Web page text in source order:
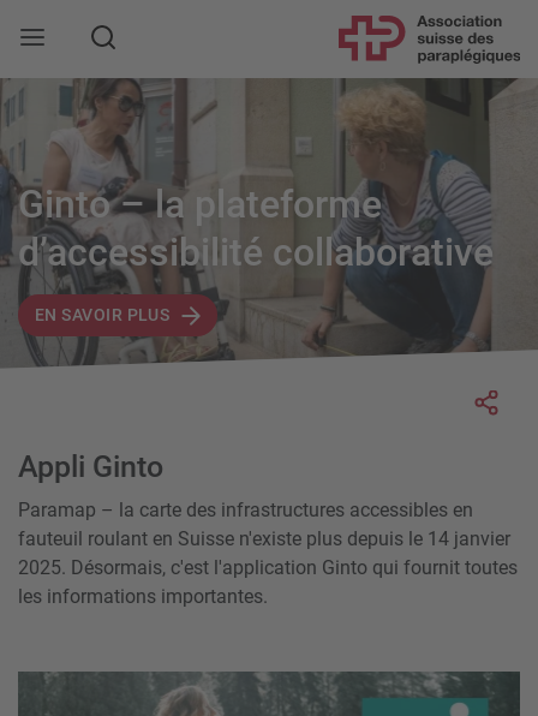
Rechercher
Ginto – la plateforme
d’accessibilité collaborative
EN SAVOIR PLUS
Appli Ginto
Paramap – la carte des infrastructures accessibles en
fauteuil roulant en Suisse n'existe plus depuis le 14 janvier
2025. Désormais, c'est l'application Ginto qui fournit toutes
les informations importantes.